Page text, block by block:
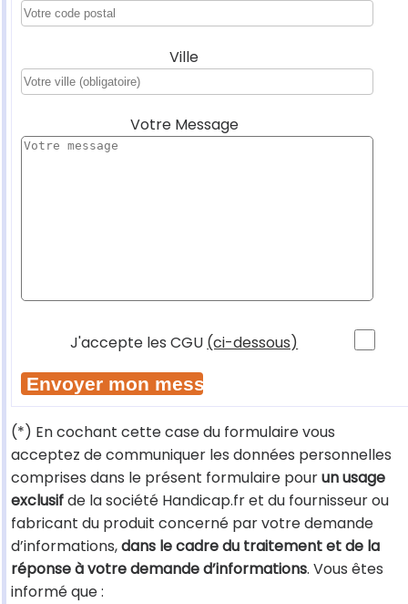
Ville
Votre Message
J'accepte les CGU (ci-dessous)
(*) En cochant cette case du formulaire vous
acceptez de communiquer les données personnelles
comprises dans le présent formulaire pourun usage
exclusifde la société Handicap.fr et du fournisseur ou
fabricant du produit concerné par votre demande
d’informations,dans le cadre du traitement et de la
réponse à votre demande d’informations. Vous êtes
informé que :